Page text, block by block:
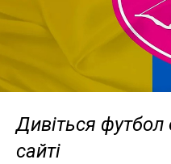
Дивіться футбол
сайті